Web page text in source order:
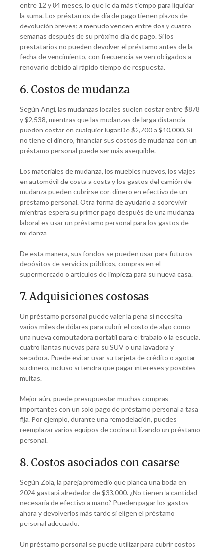
entre 12 y 84 meses, lo que le da más tiempo para liquidar
la suma. Los préstamos de día de pago tienen plazos de
devolución breves; a menudo vencen entre dos y cuatro
semanas después de su próximo día de pago. Si los
prestatarios no pueden devolver el préstamo antes de la
fecha de vencimiento, con frecuencia se ven obligados a
renovarlo debido al rápido tiempo de respuesta.
6. Costos de mudanza
Según Angi, las mudanzas locales suelen costar entre $878
y $2,538, mientras que las mudanzas de larga distancia
pueden costar en cualquier lugar.De $2,700 a $10,000. Si
no tiene el dinero, financiar sus costos de mudanza con un
préstamo personal puede ser más asequible.
Los materiales de mudanza, los muebles nuevos, los viajes
en automóvil de costa a costa y los gastos del camión de
mudanza pueden cubrirse con dinero en efectivo de un
préstamo personal. Otra forma de ayudarlo a sobrevivir
mientras espera su primer pago después de una mudanza
laboral es usar un préstamo personal para los gastos de
mudanza.
De esta manera, sus fondos se pueden usar para futuros
depósitos de servicios públicos, compras en el
supermercado o artículos de limpieza para su nueva casa.
7. Adquisiciones costosas
Un préstamo personal puede valer la pena si necesita
varios miles de dólares para cubrir el costo de algo como
una nueva computadora portátil para el trabajo o la escuela,
cuatro llantas nuevas para su SUV o una lavadora y
secadora. Puede evitar usar su tarjeta de crédito o agotar
su dinero, incluso si tendrá que pagar intereses y posibles
multas.
Mejor aún, puede presupuestar muchas compras
importantes con un solo pago de préstamo personal a tasa
fija. Por ejemplo, durante una remodelación, puedes
reemplazar varios equipos de cocina utilizando un préstamo
personal.
8. Costos asociados con casarse
Según Zola, la pareja promedio que planea una boda en
2024 gastará alrededor de $33,000. ¿No tienen la cantidad
necesaria de efectivo a mano? Pueden pagar los gastos
ahora y devolverlos más tarde si eligen el préstamo
personal adecuado.
Un préstamo personal se puede utilizar para cubrir costos